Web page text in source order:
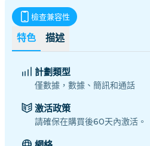
特色 描述
檢查兼容性
計劃類型
僅數據，數據、簡訊和通話
激活政策
請確保在購買後60天內激活。